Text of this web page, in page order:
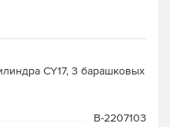
CY17, 3 барашковых
B-2207103